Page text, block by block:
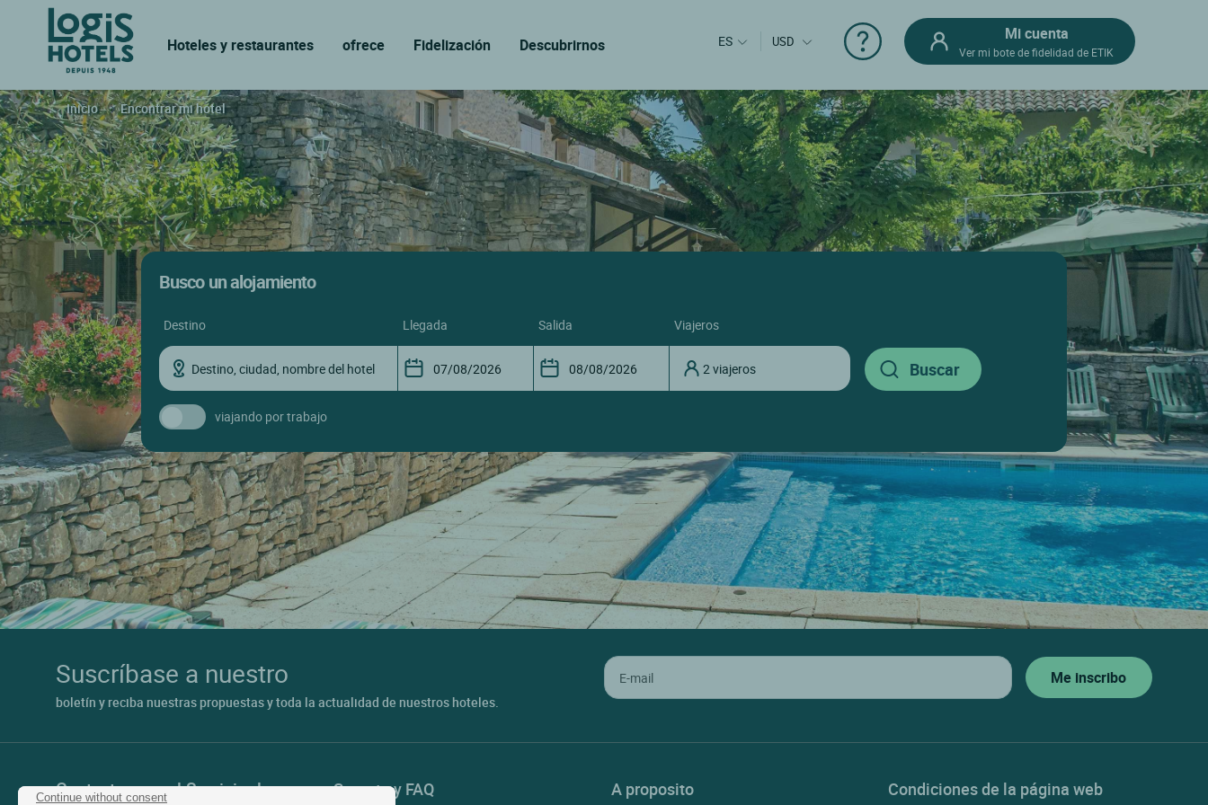
Continue without consent
Hoteles y restaurantes ofrece Fidelización Descubrirnos ES USD Mi cuenta
Ver mi bote de fidelidad de ETIK
Inicio Encontrar mi hotel
Busco un alojamiento
destino llegada salida viajeros
2 viajeros
viajando por trabajo
Suscríbase a nuestro
boletín y reciba nuestras propuestas y toda la actualidad de nuestros hoteles.
Contactar con el Servicio de
Soporte y FAQ A proposito Condiciones de la página web